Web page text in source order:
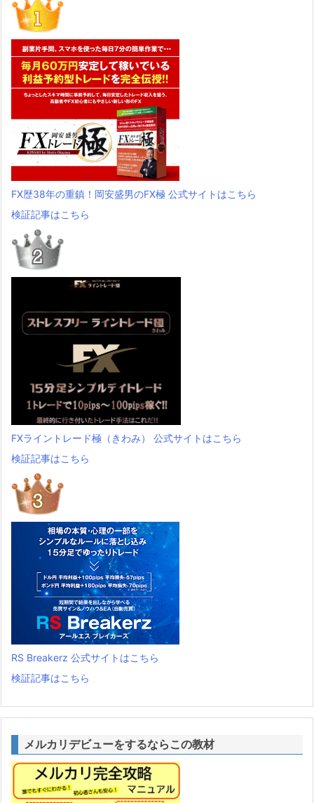
FX歴38年の重鎮！岡安盛男のFX極 公式サイトはこちら
検証記事はこちら
FXライントレード極（きわみ） 公式サイトはこちら
検証記事はこちら
RS Breakerz 公式サイトはこちら
検証記事はこちら
メルカリデビューをするならこの教材